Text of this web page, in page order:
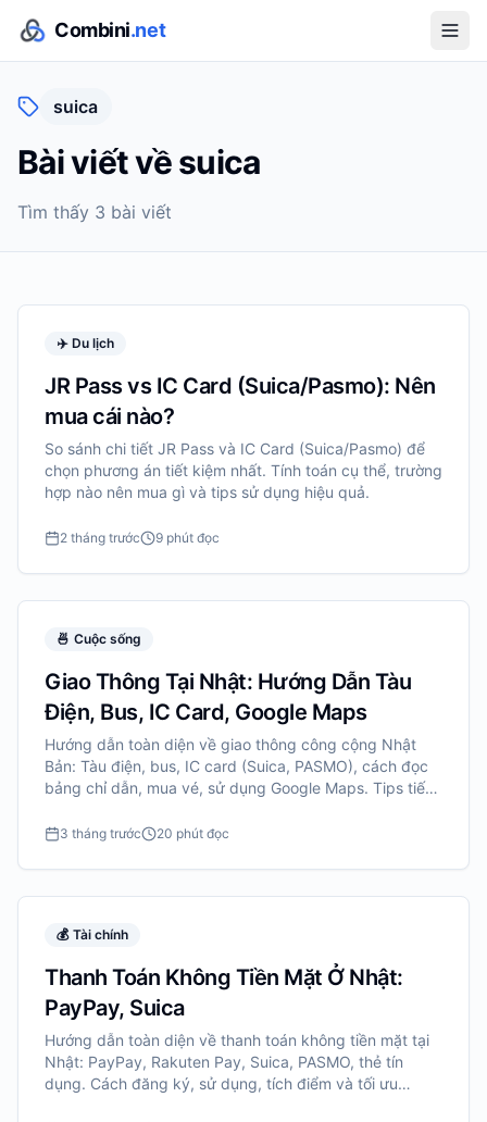
Combini.net
suica
Bài viết vềsuica
Tìm thấy 3 bài viết
✈️ Du lịch
JR Pass vs IC Card (Suica/Pasmo): Nên
mua cái nào?
So sánh chi tiết JR Pass và IC Card (Suica/Pasmo) để
chọn phương án tiết kiệm nhất. Tính toán cụ thể, trường
hợp nào nên mua gì và tips sử dụng hiệu quả.
2 tháng trước 9 phút đọc
🍜 Cuộc sống
Giao Thông Tại Nhật: Hướng Dẫn Tàu
Điện, Bus, IC Card, Google Maps
Hướng dẫn toàn diện về giao thông công cộng Nhật
Bản: Tàu điện, bus, IC card (Suica, PASMO), cách đọc
bảng chỉ dẫn, mua vé, sử dụng Google Maps. Tips tiết
3 tháng trước 20 phút đọc
💰 Tài chính
Thanh Toán Không Tiền Mặt Ở Nhật:
PayPay, Suica
Hướng dẫn toàn diện về thanh toán không tiền mặt tại
Nhật: PayPay, Rakuten Pay, Suica, PASMO, thẻ tín
dụng. Cách đăng ký, sử dụng, tích điểm và tối ưu